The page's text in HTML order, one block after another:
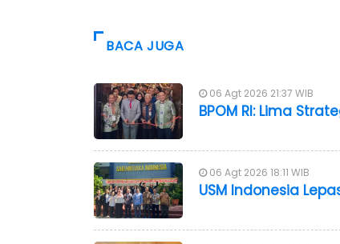
BACA JUGA
06 Agt 2026 21:37 WIB
BPOM RI: Lima
06 Agt 2026 18:11 WIB
USM Indonesia